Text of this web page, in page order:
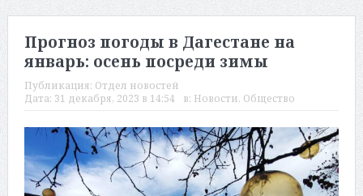
Прогноз погоды в Дагестане на
январь: осень посреди зимы
Публикация: Отдел новостей
Дата: 31 декабря, 2023 в 14:54 в: Новости, Общество